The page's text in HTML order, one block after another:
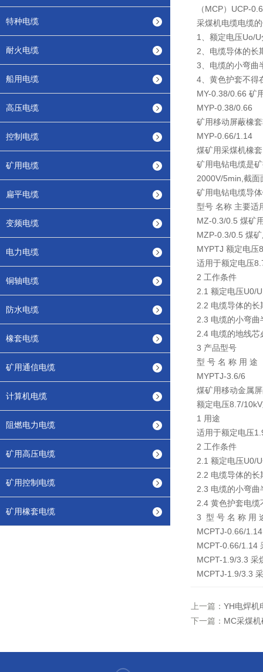
特种电缆
耐火电缆
船用电缆
高压电缆
控制电缆
矿用电缆
扁平电缆
变频电缆
电力电缆
铜轴电缆
防水电缆
橡套电缆
矿用通信电缆
计算机电缆
阻燃电力电缆
矿用高压电缆
矿用控制电缆
矿用橡套电缆
（MCP）UCP-
采煤机电缆电缆
1、额定电压Uo/
2、电缆导体的
3、电缆的小弯曲
4、黄色护套不得
MY-0.38/0.66 矿
MYP-0.38/0.66
矿用移动屏蔽橡
MYP-0.66/1.14
煤矿用采煤机橡
矿用电钻电缆是
2000V/5min,截面
矿用电钻电缆导
型号 名称 主要适
MZ-0.3/0.5 煤矿
MZP-0.3/0.5 煤
MYPTJ 额定电压
适用于额定电压
2 工作条件
2.1 额定电压U0/
2.2 电缆导体的
2.3 电缆的小弯
2.4 电缆的地线芯
3 产品型号
型 号 名 称 用 途
MYPTJ-3.6/6
煤矿用移动金属
额定电压8.7/
1 用途
适用于额定电压
2 工作条件
2.1 额定电压U0/
2.2 电缆导体的
2.3 电缆的小弯
2.4 黄色护套电
3 型 号 名 称 用
MCPTJ-0.66/
MCPT-0.66/1.14
MCPT-1.9/3.3 采
MCPTJ-1.9/3.3
上一篇： YH电焊机
下一篇： MC采煤